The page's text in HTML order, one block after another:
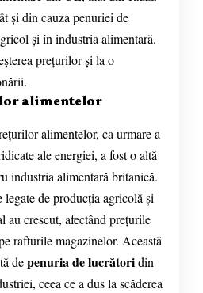
și din cauza penuriei de
și în industria alimentară.
prețurilor și la o
alimentelor
alimentelor, ca urmare a
ale energiei, a fost o altă
industria alimentară britanică.
legate de producția agricolă și
au crescut, afectând prețurile
rafturile magazinelor. Această
depenuria de lucrătoridin
ceea ce a dus la scăderea